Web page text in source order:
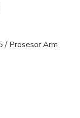
/ Prosesor Arm